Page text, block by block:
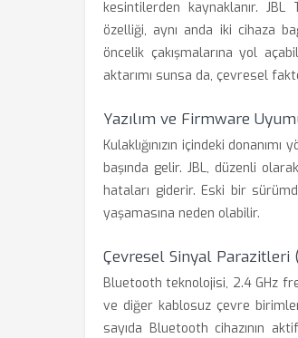
kesintilerden kaynaklanır.
özelliği, aynı anda iki cihaza
öncelik çakışmalarına yol
aktarımı sunsa da, çevresel
Yazılım ve Firmware
Kulaklığınızın içindeki
başında gelir. JBL, düzenli
hataları giderir. Eski bir
yaşamasına neden olabilir.
Çevresel Sinyal Parazitleri
Bluetooth teknolojisi, 2.4 GHz
ve diğer kablosuz çevre
sayıda Bluetooth cihazının